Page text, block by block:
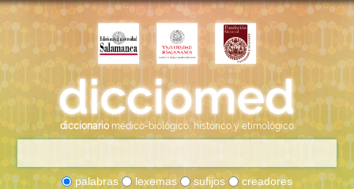
diccionario médico-biológico, histórico y etimológico
palabras lexemas sufijos creadores